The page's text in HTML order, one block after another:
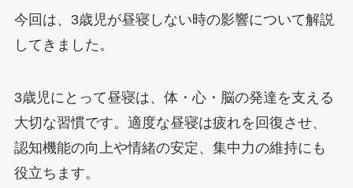
今回は、3歳児が昼寝しない時の影響について解説
してきました。
3歳児にとって昼寝は、体・心・脳の発達を支える
大切な習慣です。適度な昼寝は疲れを回復させ、
認知機能の向上や情緒の安定、集中力の維持にも
役立ちます。